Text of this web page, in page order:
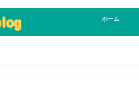
ホーム